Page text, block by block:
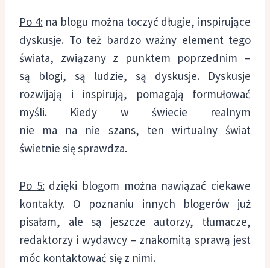
Po 4:na blogu można toczyć długie, inspirujące
dyskusje. To też bardzo ważny element tego
świata, związany z punktem poprzednim –
są blogi, są ludzie, są dyskusje. Dyskusje
rozwijają i inspirują, pomagają formułować
myśli. Kiedy w świecie realnym
nie ma na nie szans, ten wirtualny świat
świetnie się sprawdza.
Po 5:dzięki blogom można nawiązać ciekawe
kontakty. O poznaniu innych blogerów już
pisałam, ale są jeszcze autorzy, tłumacze,
redaktorzy i wydawcy – znakomitą sprawą jest
móc kontaktować się z nimi.